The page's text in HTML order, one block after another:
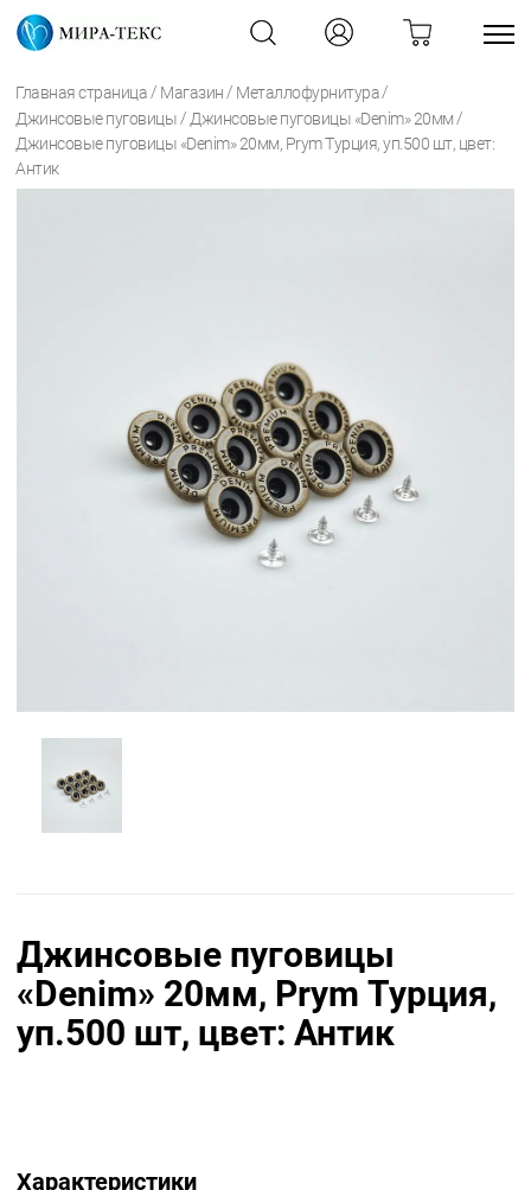
Главная страница / Магазин / Металлофурнитура /
Джинсовые пуговицы / Джинсовые пуговицы «Denim» 20мм /
Джинсовые пуговицы «Denim» 20мм, Prym Турция, уп.500 шт, цвет:
Антик
Джинсовые пуговицы
«Denim» 20мм, Prym Турция,
уп.500 шт, цвет: Антик
Характеристики